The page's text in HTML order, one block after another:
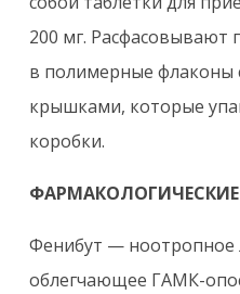
200 мг. Расфасовывают
в полимерные
крышками, которые
коробки.
Фенибут — ноотропное
облегчающее ГАМК-